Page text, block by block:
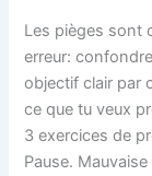
Les pièges sont
erreur:
objectif clair par
ce que tu veux
3 exercices de
Pause.